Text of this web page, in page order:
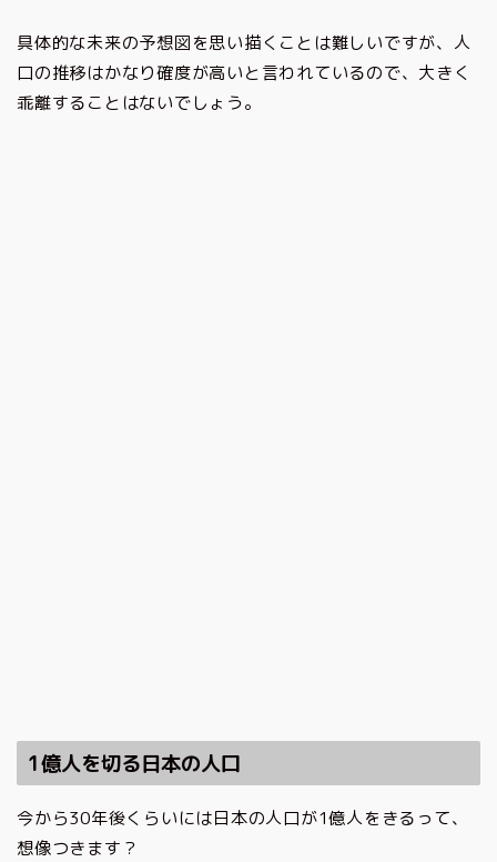
具体的な未来の予想図を思い描くことは難しいですが、人
口の推移はかなり確度が高いと言われているので、大きく
乖離することはないでしょう。
1億人を切る日本の人口
今から30年後くらいには日本の人口が1億人をきるって、
想像つきます？